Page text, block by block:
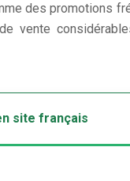
des promotions
vente
site français